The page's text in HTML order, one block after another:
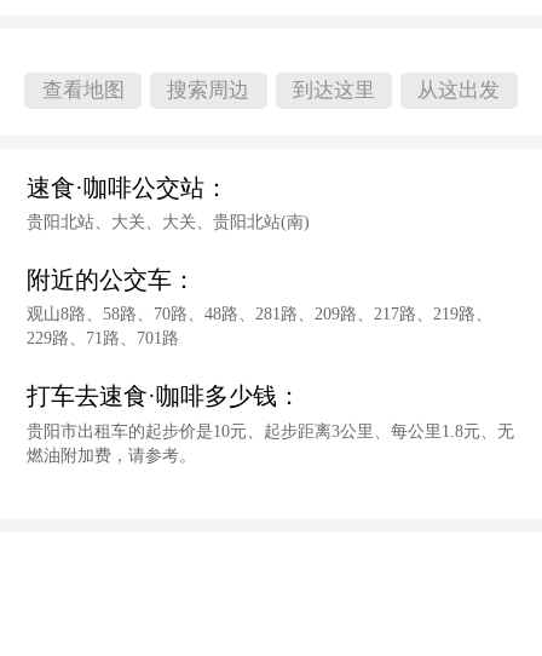
查看地图 搜索周边 到达这里 从这出发
速食·咖啡公交站：
贵阳北站、大关、大关、贵阳北站(南)
附近的公交车：
观山8路、58路、70路、48路、281路、209路、217路、219路、
229路、71路、701路
打车去速食·咖啡多少钱：
贵阳市出租车的起步价是10元、起步距离3公里、每公里1.8元、无
燃油附加费，请参考。